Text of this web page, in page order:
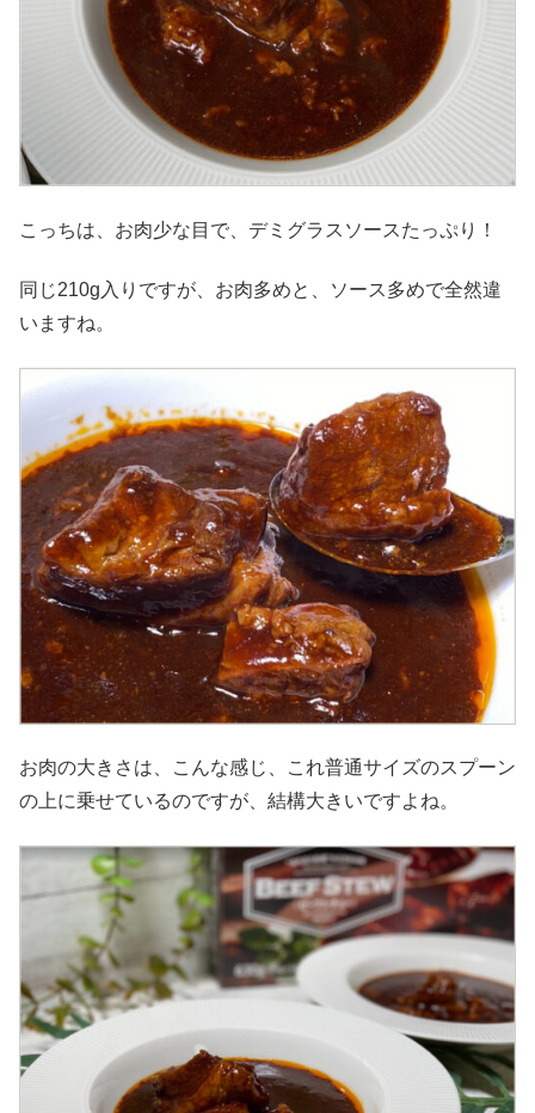
こっちは、お肉少な目で、デミグラスソースたっぷり！
同じ210g入りですが、お肉多めと、ソース多めで全然違
いますね。
お肉の大きさは、こんな感じ、これ普通サイズのスプーン
の上に乗せているのですが、結構大きいですよね。